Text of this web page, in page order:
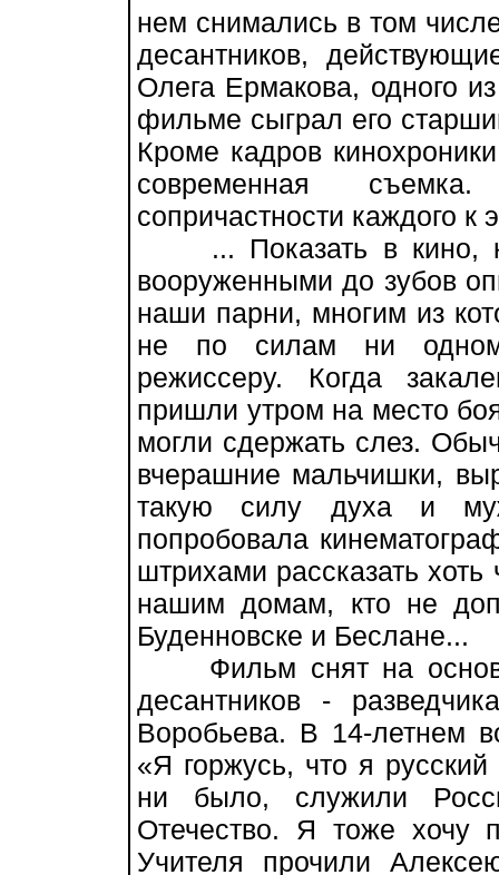
нем снимались в том
десантников,
Олега Ермакова, одного
фильме сыграл его
Кроме кадров
современная
сопричастности каждого
... Показать в кино,
вооруженными до зубов
наши парни, многим из
не по силам ни
режиссеру. Когда
пришли утром на место
могли сдержать слез.
вчерашние мальчишки,
такую силу духа и
попробовала
штрихами рассказать хоть
нашим домам, кто не
Буденновске и Беслане...
Фильм снят на основе
десантников -
Воробьева. В 14-летнем
«Я горжусь, что я
ни было, служили
Отечество. Я тоже хочу
Учителя прочили